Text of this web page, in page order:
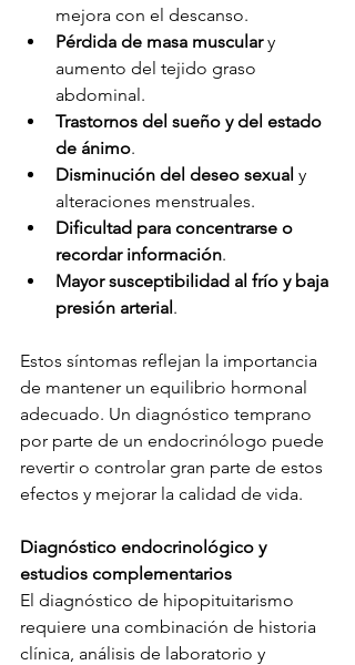
mejora con el descanso.
Pérdida de masa muscular y
aumento del tejido graso
abdominal.
Trastornos del sueño y del estado
de ánimo.
Disminución del deseo sexual y
alteraciones menstruales.
Dificultad para concentrarse o
recordar información.
Mayor susceptibilidad al frío y baja
presión arterial.
Estos síntomas reflejan la importancia
de mantener un equilibrio hormonal
adecuado. Un diagnóstico temprano
por parte de un endocrinólogo puede
revertir o controlar gran parte de estos
efectos y mejorar la calidad de vida.
Diagnóstico endocrinológico y
estudios complementarios
El diagnóstico de hipopituitarismo
requiere una combinación de historia
clínica, análisis de laboratorio y